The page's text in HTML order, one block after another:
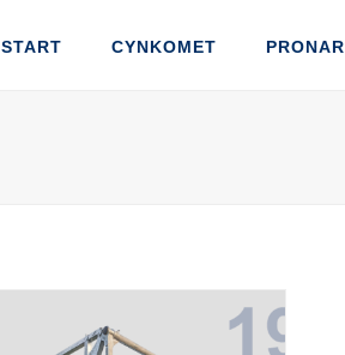
START CYNKOMET PRONAR